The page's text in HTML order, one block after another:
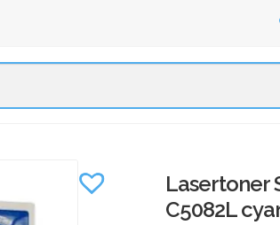
Lasertoner
C5082L